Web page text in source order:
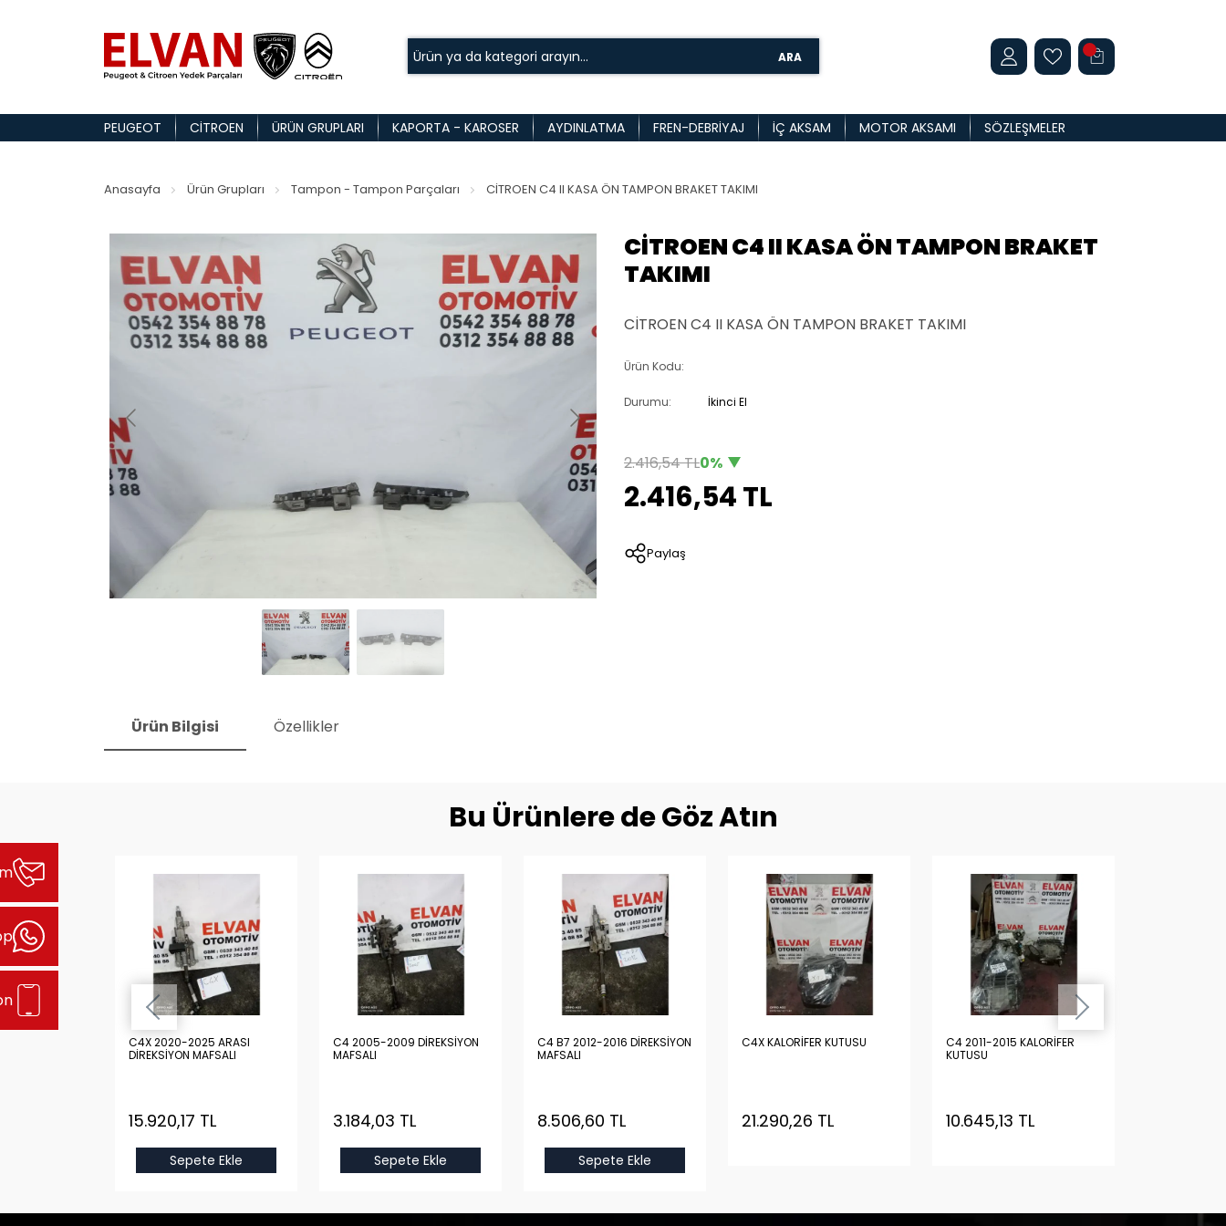
ARA
PEUGEOT CITROEN ÜRÜN GRUPLARI KAPORTA - KAROSER AYDINLATMA FREN-DEBRIYAJ İÇ AKSAM MOTOR AKSAMI SÖZLEŞMELER
Anasayfa Ürün Grupları Tampon - Tampon Parçaları CİTROEN C4 II KASA ÖN TAMPON BRAKET TAKIMI
CİTROEN C4 II KASA ÖN TAMPON BRAKET
TAKIMI
CİTROEN C4 II KASA ÖN TAMPON BRAKET TAKIMI
Ürün Kodu:
Durumu: İkinci El
2.416,54 TL0%
2.416,54 TL
Paylaş
Ürün Bilgisi Özellikler
Bu Ürünlere de Göz Atın
C4X 2020-2025 ARASI
DİREKSİYON MAFSALI
15.920,17 TL
Sepete Ekle
C4 2005-2009 DİREKSİYON
MAFSALI
3.184,03 TL
Sepete Ekle
C4 B7 2012-2016 DİREKSİYON
MAFSALI
8.506,60 TL
Sepete Ekle
C4X KALORİFER KUTUSU
21.290,26 TL
C4 2011-2015 KALORİFER
KUTUSU
10.645,13 TL